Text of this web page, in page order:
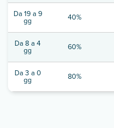
Da 19 a 9
gg 40%
Da 8 a 4
gg 60%
Da 3 a 0
gg 80%